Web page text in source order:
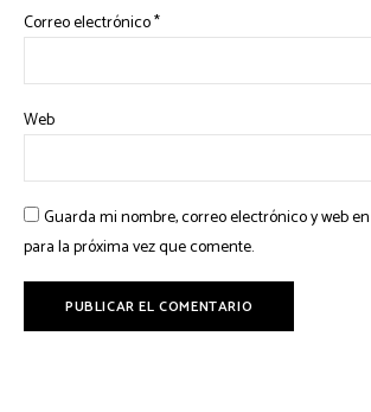
Correo electrónico*
Web
Guarda mi nombre, correo electrónico y web
para la próxima vez que comente.